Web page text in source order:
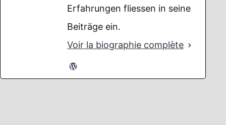
Erfahrungen fliessen in seine
Beiträge ein.
Voir la biographie complète